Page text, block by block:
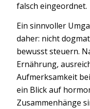
falsch eingeordnet.
Ein sinnvoller
daher: nicht
bewusst steuern.
Ernährung,
Aufmerksamkeit
ein Blick auf
Zusammenhänge